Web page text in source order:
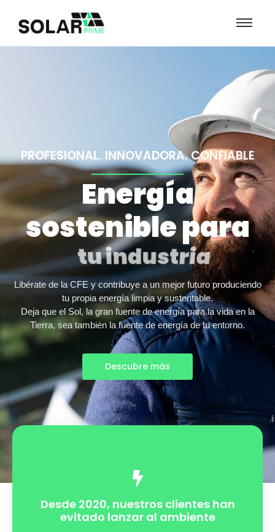
PROFESIONAL. INNOVADORA. CONFIABLE
Energía
sostenible para
tu industria
Libérate de la CFE y contribuye a un mejor futuro produciendo
tu propia energía limpia y sustentable.
Deja que el Sol, la gran fuente de energía para la vida en la
Tierra, sea también la fuente de energía de tu entorno.
Descubre más
Desde 2020, nuestros clientes han
evitado lanzar al ambiente